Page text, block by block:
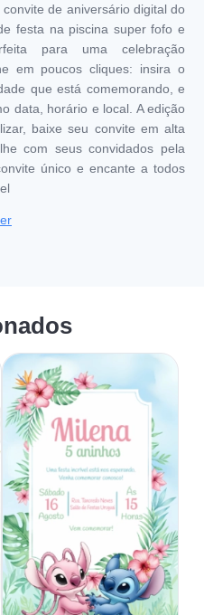
de aniversário digital do
festa na piscina super fofo e
para uma celebração
em poucos cliques: insira o
que está comemorando, e
data, horário e local. A edição
baixe seu convite em alta
com seus convidados pela
único e encante a todos